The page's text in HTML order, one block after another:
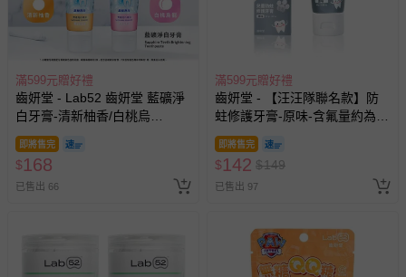
區，可能會無法配送，或須依據商品需加收離島運費。廠商
亦保留出貨與否的權利。離島、偏遠地區、樓層親送等加價
費用，可能會另需加收。
商品實際的配達日期，可於訂單個人資料內的查詢訂單內，
已出貨通知之訊息為主。
如您收到商品，請依正常流程檢查是否完好，若商品遇瑕疵
情形，您可申請更換新品或退貨，請見：
若您對於會員帳號、商品訂購與資訊、購物流程、付款方
式、折價券與購物金的使用、退貨及商品運送方式等有疑
預購商品：預購為海外同步代購，遇缺貨即會通知媽咪並協
助取消退款事宜。
滿599元贈好禮
齒妍堂 - Lab52 齒妍堂 藍礦淨
白牙膏-清新柚香/白桃烏
龍-110g
即將售完
$168
已售出 66
滿599元贈好禮
齒妍堂 - 【汪汪隊聯名款】防
蛀修護牙膏-原味-含氟量約為
1200ppm-80g
即將售完
$142 $149
已售出 97